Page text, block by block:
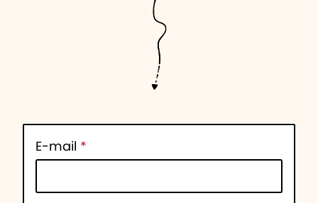
E-mail *